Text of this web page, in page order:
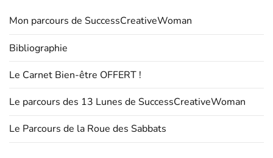
Mon parcours de SuccessCreativeWoman
Bibliographie
Le Carnet Bien-être OFFERT !
Le parcours des 13 Lunes de SuccessCreativeWoman
Le Parcours de la Roue des Sabbats